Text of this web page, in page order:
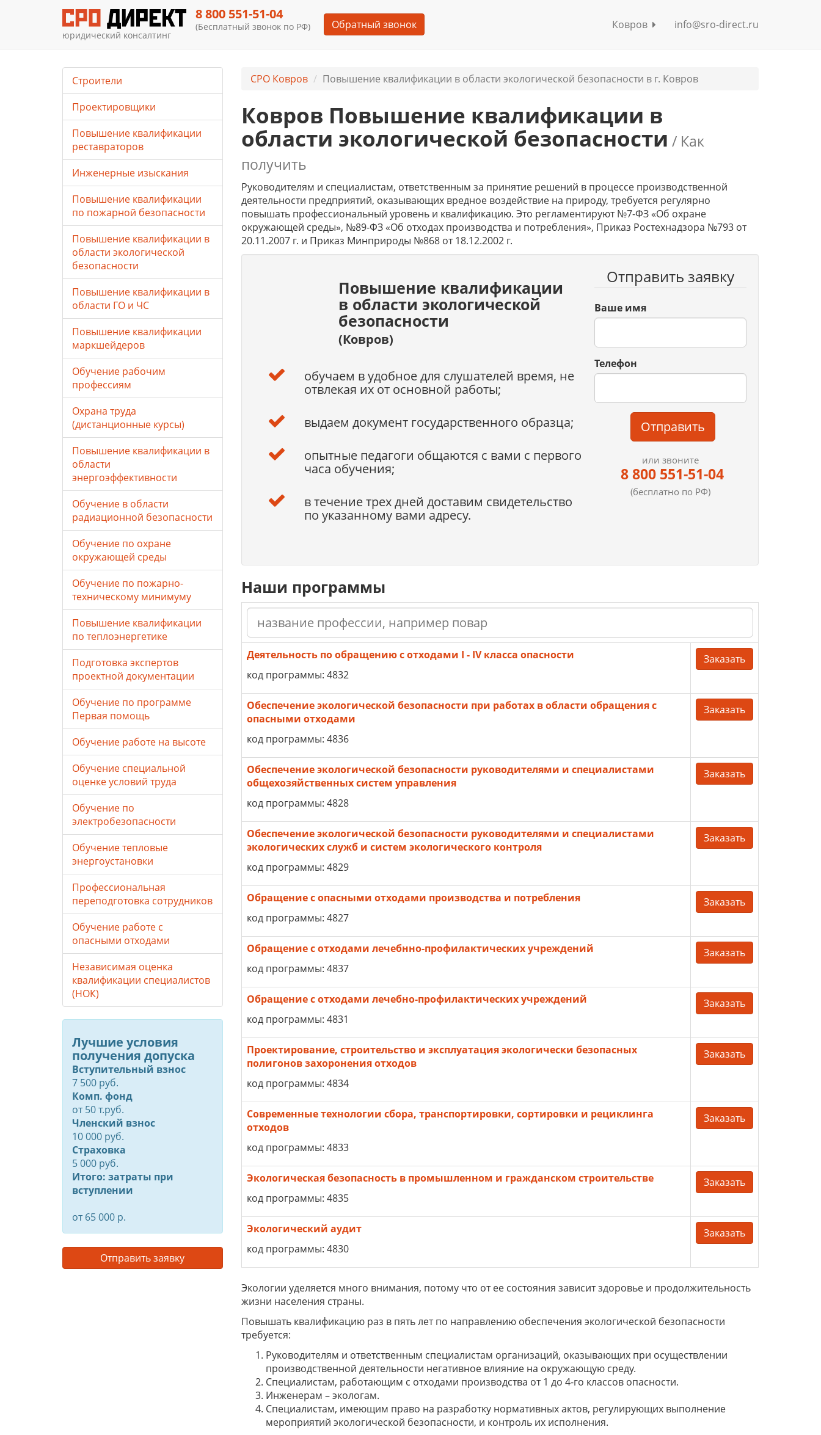
юридический консалтинг
8 800 551-51-04
(Бесплатный звонок по РФ) Обратный звонок Ковров info@sro-direct.ru
СРО Ковров Повышение квалификации в области экологической безопасности в г. Ковров
Ковров Повышение квалификации в
области экологической безопасности / Как
получить
Руководителям и специалистам, ответственным за принятие решений в процессе производственной
деятельности предприятий, оказывающих вредное воздействие на природу, требуется регулярно
повышать профессиональный уровень и квалификацию. Это регламентируют №7-ФЗ «Об охране
окружающей среды», №89-ФЗ «Об отходах производства и потребления», Приказ Ростехнадзора №793 от
20.11.2007 г. и Приказ Минприроды №868 от 18.12.2002 г.
Повышение квалификации
в области экологической
безопасности
(Ковров)
обучаем в удобное для слушателей время, не
отвлекая их от основной работы;
выдаем документ государственного образца;
опытные педагоги общаются с вами с первого
часа обучения;
в течение трех дней доставим свидетельство
по указанному вами адресу.
Отправить заявку
Ваше имя
Телефон
Отправить
или звоните
8 800 551-51-04
(бесплатно по РФ)
Наши программы
Деятельность по обращению с отходами I - IV класса опасности
код программы: 4832
Заказать
Обеспечение экологической безопасности при работах в области обращения с
опасными отходами
код программы: 4836
Заказать
Обеспечение экологической безопасности руководителями и специалистами
общехозяйственных систем управления
код программы: 4828
Заказать
Обеспечение экологической безопасности руководителями и специалистами
экологических служб и систем экологического контроля
код программы: 4829
Заказать
Обращение с опасными отходами производства и потребления
код программы: 4827
Заказать
Обращение с отходами лечебнно-профилактических учреждений
код программы: 4837
Заказать
Обращение с отходами лечебно-профилактических учреждений
код программы: 4831
Заказать
Проектирование, строительство и эксплуатация экологически безопасных
полигонов захоронения отходов
код программы: 4834
Заказать
Современные технологии сбора, транспортировки, сортировки и рециклинга
отходов
код программы: 4833
Заказать
Экологическая безопасность в промышленном и гражданском строительстве
код программы: 4835
Заказать
Экологический аудит
код программы: 4830
Заказать
Экологии уделяется много внимания, потому что от ее состояния зависит здоровье и продолжительность
жизни населения страны.
Повышать квалификацию раз в пять лет по направлению обеспечения экологической безопасности
требуется:
Руководителям и ответственным специалистам организаций, оказывающих при осуществлении
производственной деятельности негативное влияние на окружающую среду.
Специалистам, работающим с отходами производства от 1 до 4-го классов опасности.
Инженерам – экологам.
Специалистам, имеющим право на разработку нормативных актов, регулирующих выполнение
мероприятий экологической безопасности, и контроль их исполнения.
Строители
Проектировщики
Повышение квалификации
реставраторов
Инженерные изыскания
Повышение квалификации
по пожарной безопасности
Повышение квалификации в
области экологической
безопасности
Повышение квалификации в
области ГО и ЧС
Повышение квалификации
маркшейдеров
Обучение рабочим
профессиям
Охрана труда
(дистанционные курсы)
Повышение квалификации в
области
энергоэффективности
Обучение в области
радиационной безопасности
Обучение по охране
окружающей среды
Обучение по пожарно-
техническому минимуму
Повышение квалификации
по теплоэнергетике
Подготовка экспертов
проектной документации
Обучение по программе
Первая помощь
Обучение работе на высоте
Обучение специальной
оценке условий труда
Обучение по
электробезопасности
Обучение тепловые
энергоустановки
Профессиональная
переподготовка сотрудников
Обучение работе с
опасными отходами
Независимая оценка
квалификации специалистов
(НОК)
Лучшие условия
получения допуска
Вступительный взнос
7 500 руб.
Комп. фонд
от50т.руб.
Членский взнос
10 000 руб.
Страховка
5 000 руб.
Итого: затраты при
вступлении
от 65 000 р.
Отправить заявку